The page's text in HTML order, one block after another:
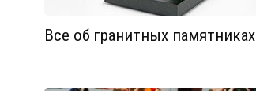
Все об гранитных памятниках